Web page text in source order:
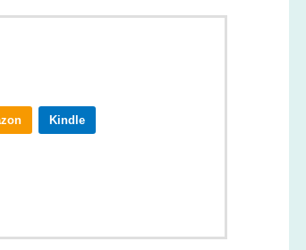
Kindle